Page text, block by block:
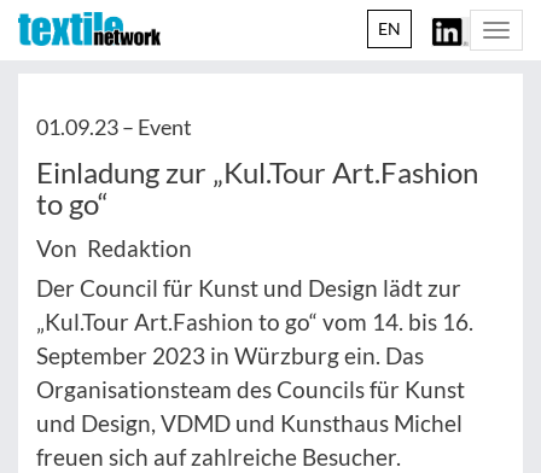
EN
01.09.23 – Event
Einladung zur „Kul.Tour Art.Fashion
to go“
Von Redaktion
Der Council für Kunst und Design lädt zur
„Kul.Tour Art.Fashion to go“ vom 14. bis 16.
September 2023 in Würzburg ein. Das
Organisationsteam des Councils für Kunst
und Design, VDMD und Kunsthaus Michel
freuen sich auf zahlreiche Besucher.